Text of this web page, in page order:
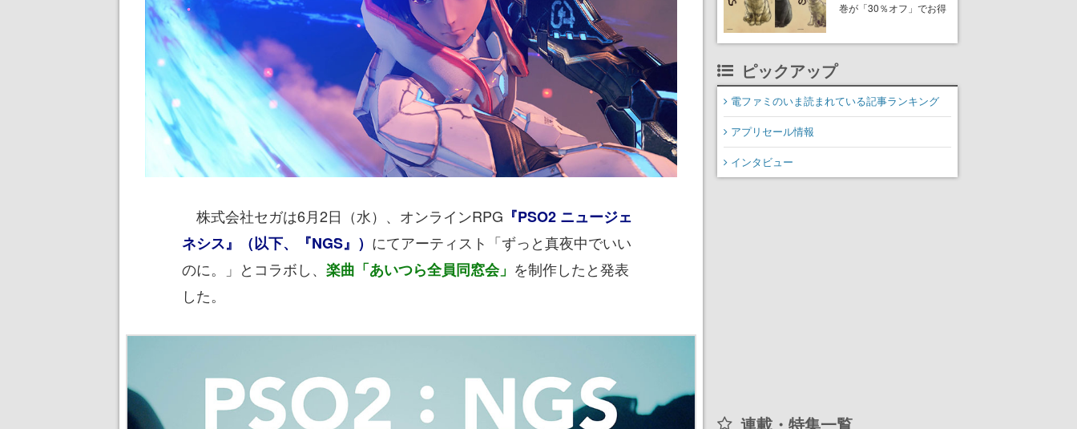
株式会社セガは6月2日（水）、オンラインRPG 『PSO2 ニュージェ
ネシス』（以下、『NGS』） にてアーティスト「ずっと真夜中でいい
のに。」とコラボし、 楽曲「あいつら全員同窓会」 を制作したと発表
した。
巻が「30％オフ」でお得
たネコたちと、ネコを溺
描く
ピックアップ
電ファミのいま読まれている記事ランキング
アプリセール情報
インタビュー
連載・特集一覧